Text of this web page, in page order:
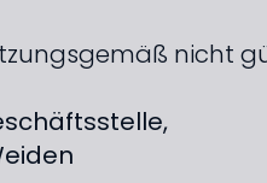
nicht